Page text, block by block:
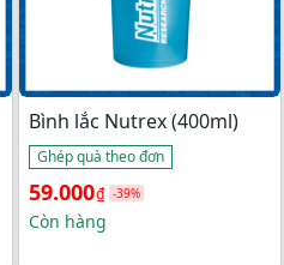
Bình lắc Nutrex (400ml)
Ghép quà theo đơn
Giá
gốc
59.000₫
Giá
hiện
-39%
Còn hàng